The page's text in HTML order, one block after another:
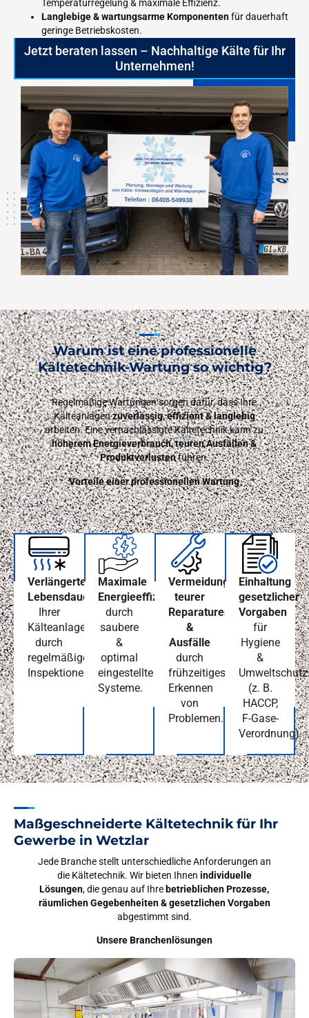
Temperaturregelung & maximale Effizienz.
Langlebige & wartungsarme Komponentenfür dauerhaft
geringe Betriebskosten.
Jetzt beraten lassen – Nachhaltige Kälte für Ihr
Unternehmen!
Warum ist eine professionelle
Kältetechnik-Wartung so wichtig?
Regelmäßige Wartungen sorgen dafür, dass Ihre
Kälteanlagenzuverlässig, effizient & langlebig
arbeiten. Eine vernachlässigte Kältetechnik kann zu
höherem Energieverbrauch, teuren Ausfällen &
Produktverlustenführen.
Vorteile einer professionellen Wartung
Verlängerte
Lebensdauer
Ihrer
Kälteanlagen
durch
regelmäßige
Inspektionen.
Maximale
Energieeffizienz
durch
saubere
&
optimal
eingestellte
Systeme.
Vermeidung
teurer
Reparaturen
&
Ausfälle
durch
frühzeitiges
Erkennen
von
Problemen.
Einhaltung
gesetzlicher
Vorgaben
für
Hygiene
&
Umweltschutz
(z. B.
HACCP,
F-Gase-
Verordnung).
Maßgeschneiderte Kältetechnik für Ihr
Gewerbe in Wetzlar
Jede Branche stellt unterschiedliche Anforderungen an
die Kältetechnik. Wir bieten Ihnen individuelle
Lösungen, die genau auf Ihre betrieblichen Prozesse,
räumlichen Gegebenheiten & gesetzlichen Vorgaben
abgestimmt sind.
Unsere Branchenlösungen